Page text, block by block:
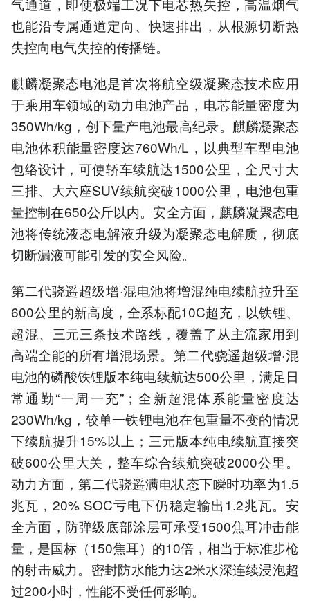
也能沿专属通道定向、快速排出，从根源切断热
失控向电气失控的传播链。
麒麟凝聚态电池是首次将航空级凝聚态技术应用
于乘用车领域的动力电池产品，电芯能量密度为
350Wh/kg，创下量产电池最高纪录。麒麟凝聚态
电池体积能量密度达760Wh/L，以典型车型电池
包络设计，可使轿车续航达1500公里，全尺寸大
三排、大六座SUV续航突破1000公里，电池包重
量控制在650公斤以内。安全方面，麒麟凝聚态电
池将传统液态电解液升级为凝聚态电解质，彻底
切断漏液可能引发的安全风险。
第二代骁遥超级增·混电池将增混纯电续航拉升至
600公里的新高度，全系标配10C超充，以铁锂、
超混、三元三条技术路线，覆盖了从主流家用到
高端全能的所有增混场景。第二代骁遥超级增·混
电池的磷酸铁锂版本纯电续航达500公里，满足日
常通勤“一周一充”；全新超混体系能量密度达
230Wh/kg，较单一铁锂电池在包重量不变的情况
下续航提升15%以上；三元版本纯电续航直接突
破600公里大关，整车综合续航突破2000公里。
动力方面，第二代骁遥满电状态下瞬时功率为1.5
兆瓦，20% SOC亏电下仍稳定输出1.2兆瓦。安
全方面，防弹级底部涂层可承受1500焦耳冲击能
量，是国标（150焦耳）的10倍，相当于标准步枪
的射击威力。密封防水能力达2米水深连续浸泡超
过200小时，性能不受任何影响。